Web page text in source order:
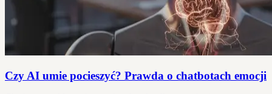
Czy AI umie pocieszyć? Prawda o chatbotach emocji